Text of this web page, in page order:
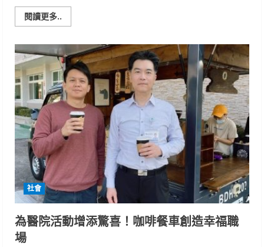
閱讀更多..
more
監
理
站
及
轄
管
代
廠
於
春
節
連
停
車
檢
驗
服
務，
社會
為醫院活動增添驚喜！咖啡餐車創造幸福職
場